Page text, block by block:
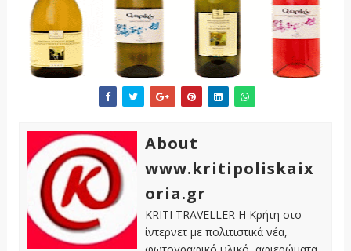
About
www.kritipoliskaix
oria.gr
KRITI TRAVELLER Η Κρήτη στο
ίντερνετ με πολιτιστικά νέα,